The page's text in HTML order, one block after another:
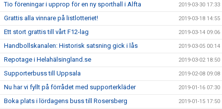
Tio föreningar i upprop för en ny sporthall i Alfta 2019-03-30 17:33
Grattis alla vinnare på listlotteriet! 2019-03-18 14:55
Ett stort grattis till vårt F12-lag 2019-03-14 09:06
Handbollskanalen: Historisk satsning gick i lås 2019-03-05 00:14
Repotage i Helahälsingland.se 2019-03-02 18:50
Supporterbuss till Uppsala 2019-02-08 09:08
Nu har vi fyllt på förrådet med supporterkläder 2019-01-16 07:30
Boka plats i lördagens buss till Rosersberg 2019-01-15 17:50